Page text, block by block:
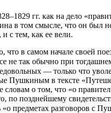
гг. как на дело
в том смысле, что он был
с тем, как ее вели.
что в самом начале своей
не так обычно при
— только что
Пушкиным в тексте
о том, что «о
по позднейшему
«о предметах разговоров с